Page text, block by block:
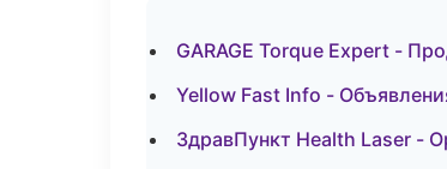
GARAGE Torque Expert -
Yellow Fast Info -
ЗдравПункт Health Laser -